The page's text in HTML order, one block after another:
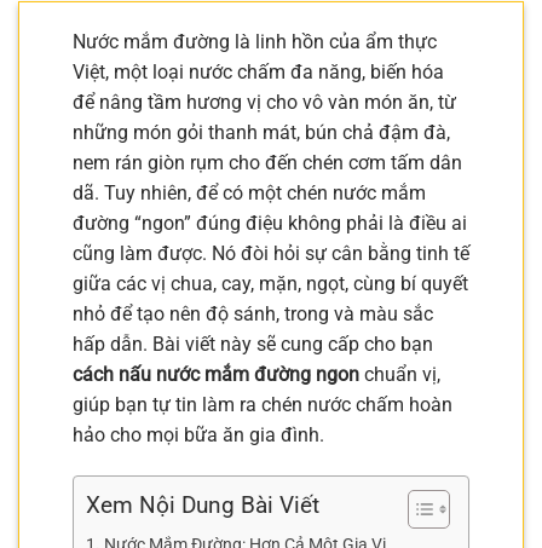
Nước mắm đường là linh hồn của ẩm thực
Việt, một loại nước chấm đa năng, biến hóa
để nâng tầm hương vị cho vô vàn món ăn, từ
những món gỏi thanh mát, bún chả đậm đà,
nem rán giòn rụm cho đến chén cơm tấm dân
dã. Tuy nhiên, để có một chén nước mắm
đường “ngon” đúng điệu không phải là điều ai
cũng làm được. Nó đòi hỏi sự cân bằng tinh tế
giữa các vị chua, cay, mặn, ngọt, cùng bí quyết
nhỏ để tạo nên độ sánh, trong và màu sắc
hấp dẫn. Bài viết này sẽ cung cấp cho bạn
cách nấu nước mắm đường ngon chuẩn vị,
giúp bạn tự tin làm ra chén nước chấm hoàn
hảo cho mọi bữa ăn gia đình.
Xem Nội Dung Bài Viết